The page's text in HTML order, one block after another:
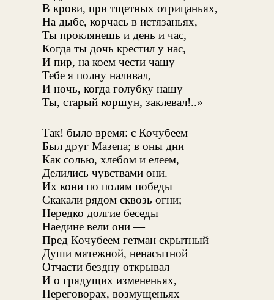
В крови, при тщетных отрицаньях,
На дыбе, корчась в истязаньях,
Ты проклянешь и день и час,
Когда ты дочь крестил у нас,
И пир, на коем чести чашу
Тебе я полну наливал,
И ночь, когда голубку нашу
Ты, старый коршун, заклевал!..»
Так! было время: с Кочубеем
Был друг Мазепа; в оны дни
Как солью, хлебом и елеем,
Делились чувствами они.
Их кони по полям победы
Скакали рядом сквозь огни;
Нередко долгие беседы
Наедине вели они —
Пред Кочубеем гетман скрытный
Души мятежной, ненасытной
Отчасти бездну открывал
И о грядущих измененьях,
Переговорах, возмущеньях